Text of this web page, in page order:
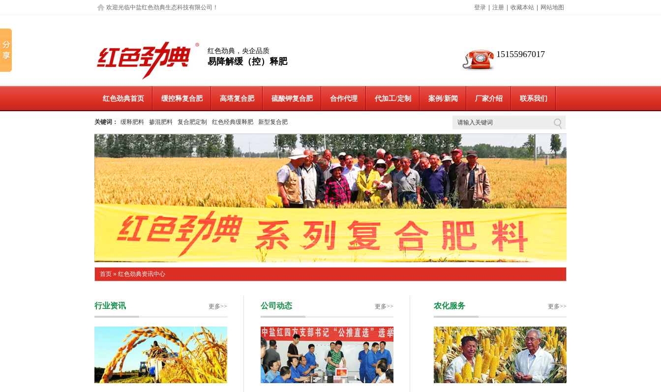
登录 注册 收藏本站 网站地图
欢迎光临中盐红色劲典生态科技有限公司！
红色劲典，央企品质
易降解缓（控）释肥
15155967017
红色劲典首页 缓控释复合肥 高塔复合肥 硫酸钾复合肥 合作代理 代加工/定制 案例/新闻 厂家介绍 联系我们
关键词： 缓释肥料 掺混肥料 复合肥定制 红色经典缓释肥 新型复合肥
首页 » 红色劲典资讯中心
更多>>
行业资讯 更多>>
公司动态 更多>>
农化服务